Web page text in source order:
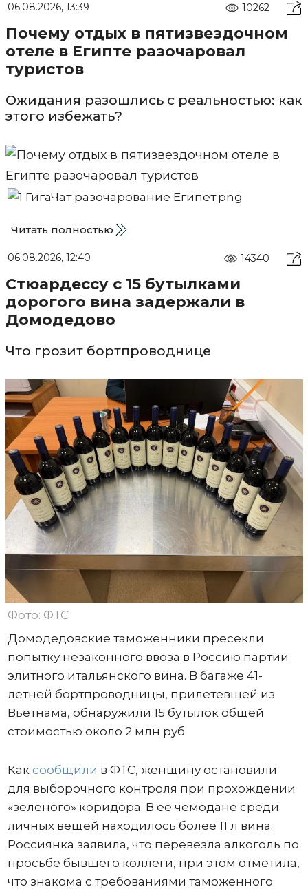
06.08.2026, 13:39 10262
Почему отдых в пятизвездочном
отеле в Египте разочаровал
туристов
Ожидания разошлись с реальностью: как
этого избежать?
Читать полностью
06.08.2026, 12:40 14340
Стюардессу с 15 бутылками
дорогого вина задержали в
Домодедово
Что грозит бортпроводнице
Фото: ФТС
Домодедовские таможенники пресекли
попытку незаконного ввоза в Россию партии
элитного итальянского вина. В багаже 41-
летней бортпроводницы, прилетевшей из
Вьетнама, обнаружили 15 бутылок общей
стоимостью около 2 млн руб.
Как сообщили в ФТС, женщину остановили
для выборочного контроля при прохождении
«зеленого» коридора. В ее чемодане среди
личных вещей находилось более 11 л вина.
Россиянка заявила, что перевезла алкоголь по
просьбе бывшего коллеги, при этом отметила,
что знакома с требованиями таможенного